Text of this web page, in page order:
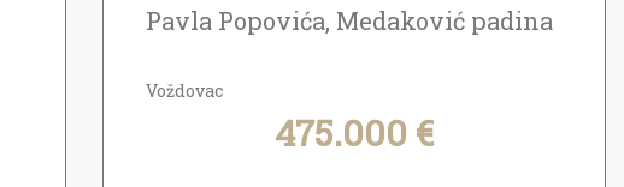
Pavla Popovića, Medaković padina
Voždovac
475.000 €